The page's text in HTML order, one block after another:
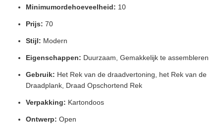
Minimumordehoeveelheid: 10
Prijs: 70
Stijl: Modern
Eigenschappen: Duurzaam, Gemakkelijk te assembleren
Gebruik: Het Rek van de draadvertoning, het Rek van de
Draadplank, Draad Opschortend Rek
Verpakking: Kartondoos
Ontwerp: Open